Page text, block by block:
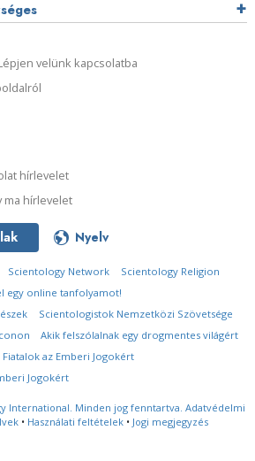
velünk kapcsolatba
hírlevelet
ma hírlevelet
Nyelv
Scientology Network
Scientology Religion
egy online tanfolyamot!
Scientologistok Nemzetközi Szövetsége
Akik felszólalnak egy drogmentes világért
Fiatalok az Emberi Jogokért
Jogokért
International. Minden jog fenntartva. Adatvédelmi
• Használati feltételek • Jogi megjegyzés